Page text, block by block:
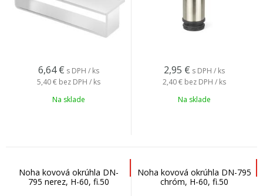
6,64 € s DPH / ks
5,40 € bez DPH / ks
Na sklade
2,95 € s DPH / ks
2,40 € bez DPH / ks
Na sklade
Noha kovová okrúhla DN-
795 nerez, H-60, fi.50
Noha kovová okrúhla DN-795
chróm, H-60, fi.50